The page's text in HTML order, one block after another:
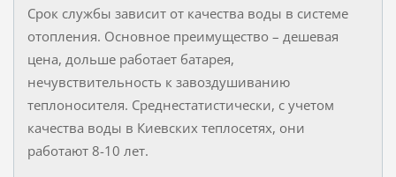
Срок службы зависит от качества воды в системе
отопления. Основное преимущество – дешевая
цена, дольше работает батарея,
нечувствительность к завоздушиванию
теплоносителя. Среднестатистически, с учетом
качества воды в Киевских теплосетях, они
работают 8-10 лет.